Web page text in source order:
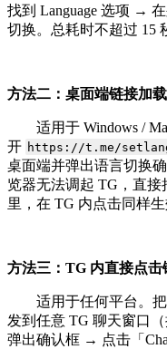
找到 Language 选项 →
切换。总耗时不超过 15
方法二：桌面端链接加载
适用于 Windows /
开 https://t.me/
桌面端并弹出语言切换
览器无法调起 TG，直接
里，在 TG 内点击同样生
方法三：TG 内直接点击
适用于任何平台。把
发到任意 TG 聊天窗口（
弹出确认框 → 点击「